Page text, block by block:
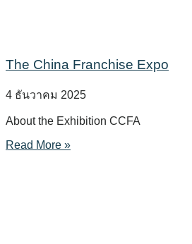
The China Franchise Expo
4 ธันวาคม 2025
About the Exhibition CCFA
Read More »